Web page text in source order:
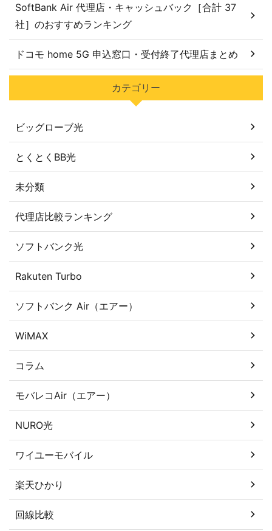
SoftBank Air 代理店・キャッシュバック［合計 37
社］のおすすめランキング
ドコモ home 5G 申込窓口・受付終了代理店まとめ
カテゴリー
ビッグローブ光
とくとくBB光
未分類
代理店比較ランキング
ソフトバンク光
Rakuten Turbo
ソフトバンク Air（エアー）
WiMAX
コラム
モバレコAir（エアー）
NURO光
ワイユーモバイル
楽天ひかり
回線比較